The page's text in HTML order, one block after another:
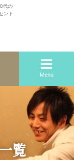
代の
ント
Menu
覧